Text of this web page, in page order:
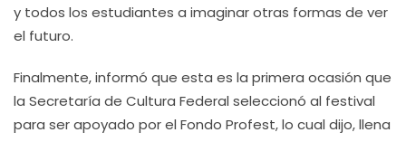
y todos los estudiantes a imaginar otras formas de ver
el futuro.
Finalmente, informó que esta es la primera ocasión que
la Secretaría de Cultura Federal seleccionó al festival
para ser apoyado por el Fondo Profest, lo cual dijo, llena